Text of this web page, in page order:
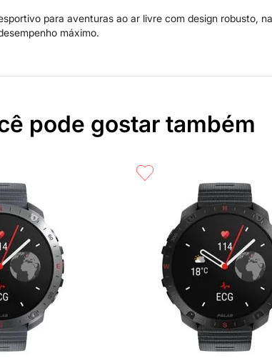
para aventuras ao ar livre com design robusto,
máximo.
pode gostar também
Compra rápida